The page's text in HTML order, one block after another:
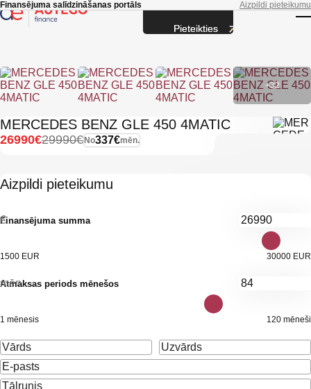
Skip to main content
Finansējuma salīdzināšanas portāls Aizpildi pieteikumu
+32
MERCEDES BENZ GLE 450 4MATIC
No337€mēn.
29990€
26990€
Aizpildi pieteikumu
Finansējuma summa
€
1500 EUR 30000 EUR
Atmaksas periods mēnešos
mēn.
1 mēnesis 120 mēneši